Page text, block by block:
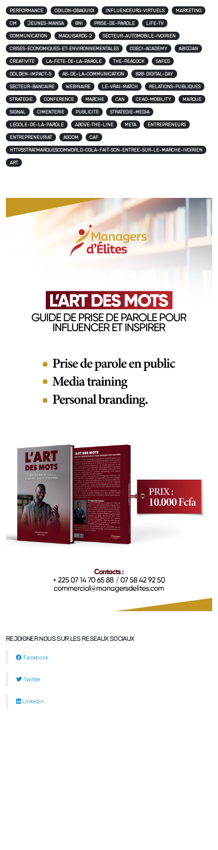
PERFORMANCE ODILON-GBAGUIDI INFLUENCEURS-VIRTUELS MARKETING
CM JEUNES-MANSA BNI PRISE-DE-PAROLE LIFE-TV
COMMUNICATION MAQUISARDS-2 SECTEUR-AUTOMOBILE-IVOIRIEN
CRISES-ECONOMIQUES-ET-ENVIRONNEMENTALES CGECI-ACADEMY ABIDJAN
CREATIVITE LA-FETE-DE-LA-PAROLE THE-PEACOCK SAFED
GOLDEN-IMPACT-5 AS-DE-LA-COMMUNICATION B2B-DIGITAL-DAY
SECTEUR-BANCAIRE WEBINAIRE LE-VRAI-MATCH RELATIONS-PUBLIQUES
STRATEGIE CONFERENCE MARCHE CAN CFAO-MOBILITY MARQUE
SIGNAL CIMENTERIE PUBLICITE STRATEGIE-MEDIA
LECOLE-DE-LA-PAROLE ABOVE-THE-LINE META ENTREPRENEURS
ENTREPRENEURIAT ASCOM CAF
HTTPSSTRATMARQUESCOMWORLD-COLA-FAIT-SON-ENTREE-SUR-LE-MARCHE-IVOIRIEN
ART
REJOIGNER NOUS SUR LES RESEAUX SOCIAUX
Facebook
Twitter
Linkedin